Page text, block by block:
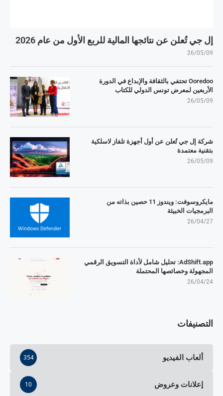
إل جي تُعلن عن نتائجها المالية للربع الأول من عام 2026
26/05/09
Ooredoo تحتفي بالثقافة والإبداع في الدورة
الأربعين لمعرض تونس الدولي للكتاب
26/05/09
شركة إل جي تُعلن عن أول أجهزة تلفاز لاسلكية
بتقنية معتمدة
26/05/09
مايكروسوفت: ويندوز 11 حصين بذاته من
البرمجيات الخبيثة
26/04/27
AdShift.app: تحليل شامل لأداة التسويق الرقمي
المجهولة وخصائصها المحتملة
26/04/24
التصنيفات
ألعاب الفيديو 354
إعلانات وعروض 10